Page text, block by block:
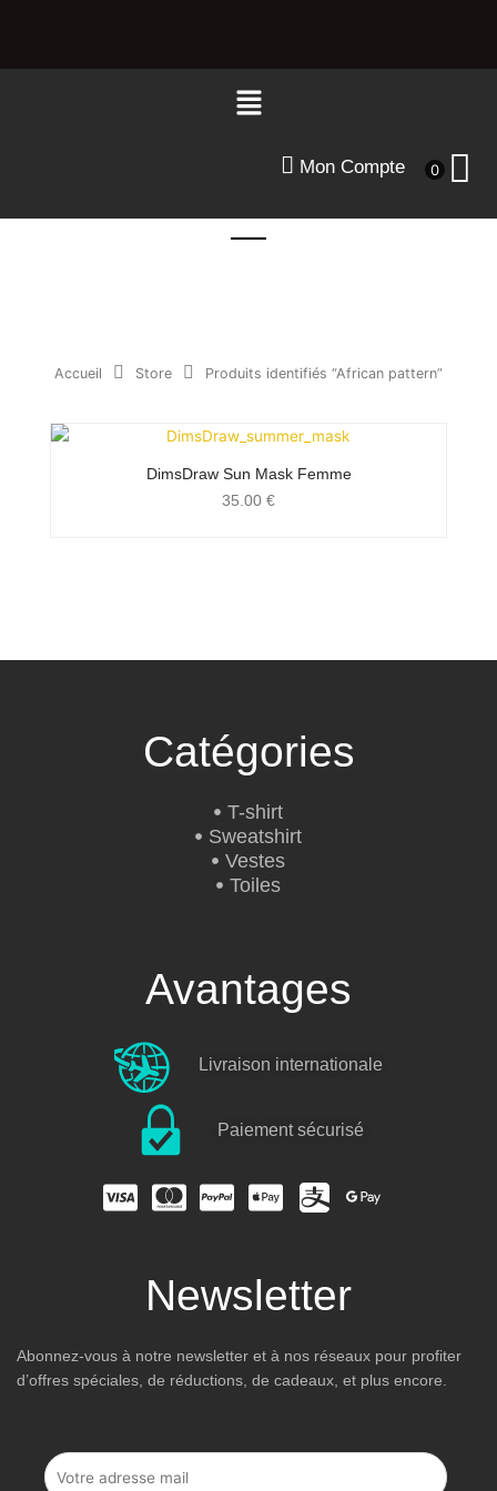
Menu
Mon Compte 0
Accueil Store Produits identifiés “African pattern”
DimsDraw Sun Mask Femme
35.00 €
Catégories
T-shirt
Sweatshirt
Vestes
Toiles
Avantages
Livraison internationale
Paiement sécurisé
Newsletter
Abonnez-vous à notre newsletter et à nos réseaux pour profiter
d’offres spéciales, de réductions, de cadeaux, et plus encore.